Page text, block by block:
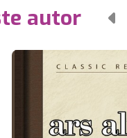
autor